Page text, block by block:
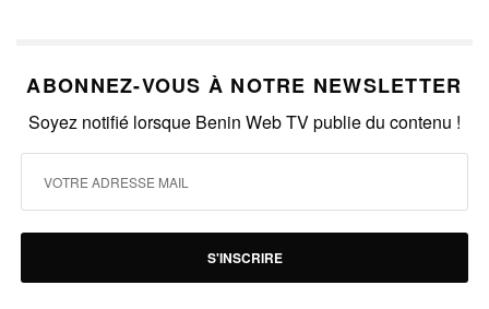
ABONNEZ-VOUS À NOTRE NEWSLETTER
Soyez notifié lorsque Benin Web TV publie du contenu !
S'INSCRIRE